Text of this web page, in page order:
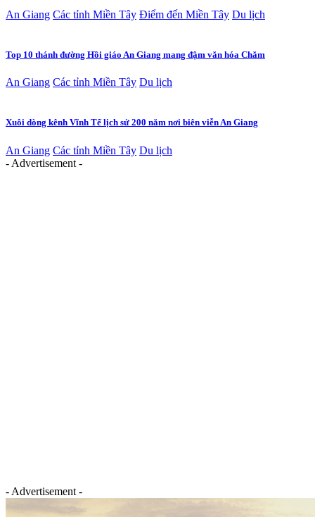
An Giang Các tỉnh Miền Tây Điểm đến Miền Tây Du lịch
Top 10 thánh đường Hồi giáo An Giang mang đậm văn hóa Chăm
An Giang Các tỉnh Miền Tây Du lịch
Xuôi dòng kênh Vĩnh Tế lịch sử 200 năm nơi biên viễn An Giang
An Giang Các tỉnh Miền Tây Du lịch
- Advertisement -
- Advertisement -